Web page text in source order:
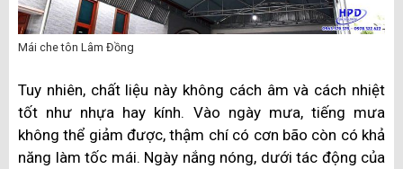
Mái che tôn Lâm Đồng
Tuy nhiên, chất liệu này không cách âm và cách nhiệt
tốt như nhựa hay kính. Vào ngày mưa, tiếng mưa
không thể giảm được, thậm chí có cơn bão còn có khả
năng làm tốc mái. Ngày nắng nóng, dưới tác động của